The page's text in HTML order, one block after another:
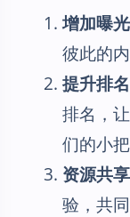
增加曝光
彼此的
提升排名
排名，
们的小
资源共享
验，共